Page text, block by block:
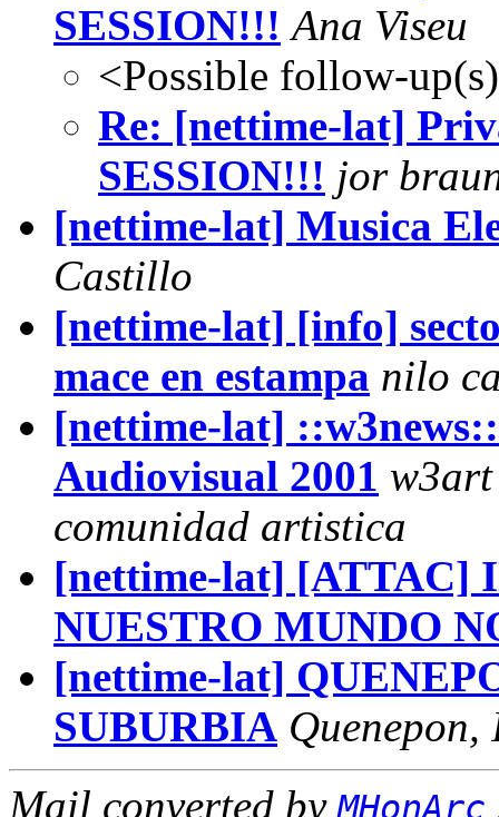
SESSION!!! Ana Viseu
<Possible follow-
Re: [nettime-lat]
SESSION!!! jor
[nettime-lat] Musica
Castillo
[nettime-lat] [info]
mace en estampa nilo
[nettime-lat]
Audiovisual 2001
comunidad artistica
[nettime-lat] [ATTAC]
NUESTRO MUNDO
[nettime-lat]
SUBURBIA Quenepon,
Mail converted byMHonArc